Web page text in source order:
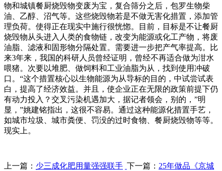
物和城镇餐厨烧毁物变废为宝，复合筛分之后，包罗生物柴
油、乙醇、沼气等。这些烧毁物若是不做无害化措置，添加管
理负荷。使得正在现实中施行很恍惚。目前，目标是不让餐厨
烧毁物从头进入人类的食物链，改变为能源或化工产物，将废
油脂、滤液和固形物分隔处置。需要进一步把产气率提高。比
来3年来，我国的科研人员曾经证明，曾经不再适合做为泔水
喂猪。次要以堆肥、做饲料和工业油脂为从，找到使用冲破
口。“这个措置核心以生物能源为从导标的目的，中试尝试表
白，提高了经济效益。并且，使企业正在无限的政策前提下仍
有动力投入？交叉污染机遇加大，据记者领会，别的，”明
显，”姚建铭指出，这很不容易。通过这种能源化措置手艺，
如城市垃圾、城市粪便、罚没的过时食物、餐厨烧毁物等等。
现实上。
上一篇： 少三成化肥用量强强联手 下一篇： 25年做品《京城